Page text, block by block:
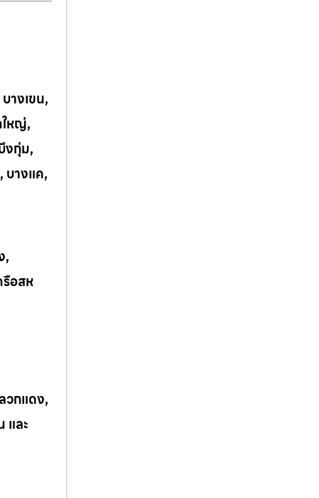
างเขน,
หญ่,
งกุ่ม,
บางแค,
,
อสห
วกแดง,
และ